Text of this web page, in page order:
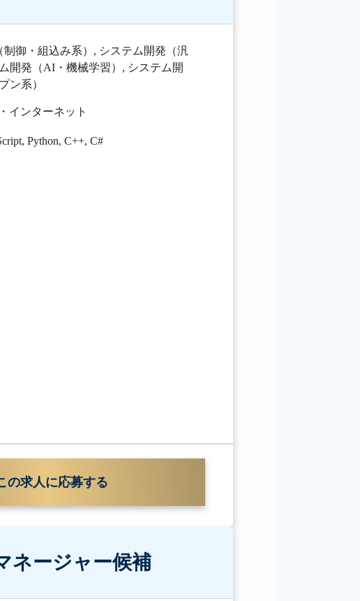
御・組込み系） , システム開発（汎
開発（AI・機械学習） , システム開
ン系）
インターネット
, Python, C++, C#
の求人に応募する
ネージャー候補